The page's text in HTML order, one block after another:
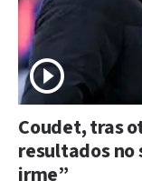
Coudet, tras
resultados no
irme”